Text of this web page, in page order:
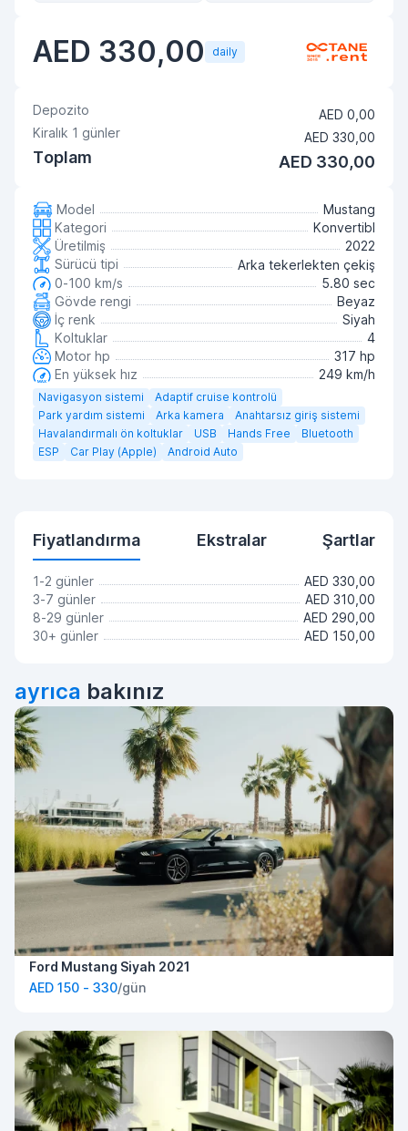
AED 330,00 daily
Depozito
AED 0,00
Kiralık 1 günler AED 330,00
Toplam AED 330,00
Model
Mustang
Kategori
Konvertibl
Üretilmiş
2022
Sürücü tipi
Arka tekerlekten çekiş
0-100 km/s
5.80 sec
Gövde rengi
Beyaz
İç renk
Siyah
Koltuklar
4
Motor hp
317 hp
En yüksek hız
249 km/h
Navigasyon sistemi
Adaptif cruise kontrolü
Park yardım sistemi
Arka kamera
Anahtarsız giriş sistemi
Havalandırmalı ön koltuklar
USB Hands Free
Bluetooth
ESP
Car Play (Apple) Android Auto
Fiyatlandırma Ekstralar Şartlar
1-2 günler
AED 330,00
3-7 günler
AED 310,00
8-29 günler
AED 290,00
30+ günler
AED 150,00
ayrıca bakınız
Ford Mustang Siyah 2021
AED 150 - 330/gün